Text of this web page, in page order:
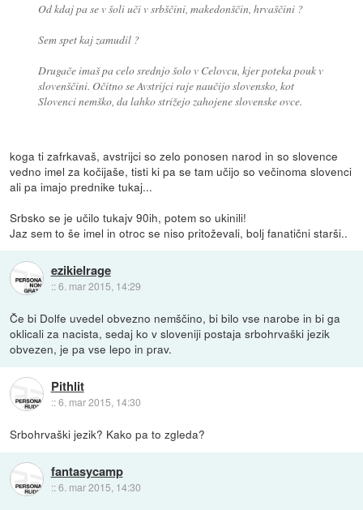
Od kdaj pa se v šoli uči v srbščini, makedonščin, hrvaščini ?
Sem spet kaj zamudil ?
Drugače imaš pa celo srednjo šolo v Celovcu, kjer poteka pouk v
slovenščini. Očitno se Avstrijci raje naučijo slovensko, kot
Slovenci nemško, da lahko strižejo zahojene slovenske ovce.
koga ti zafrkavaš, avstrijci so zelo ponosen narod in so slovence
vedno imel za kočijaše, tisti ki pa se tam učijo so večinoma slovenci
ali pa imajo prednike tukaj...
Srbsko se je učilo tukajv 90ih, potem so ukinili!
Jaz sem to še imel in otroc se niso pritoževali, bolj fanatični starši..
ezikielrage
::6. mar 2015, 14:29
Če bi Dolfe uvedel obvezno nemščino, bi bilo vse narobe in bi ga
oklicali za nacista, sedaj ko v sloveniji postaja srbohrvaški jezik
obvezen, je pa vse lepo in prav.
Pithlit
::6. mar 2015, 14:30
Srbohrvaški jezik? Kako pa to zgleda?
fantasycamp
::6. mar 2015, 14:30